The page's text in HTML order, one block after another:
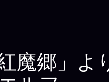
紅魔郷」